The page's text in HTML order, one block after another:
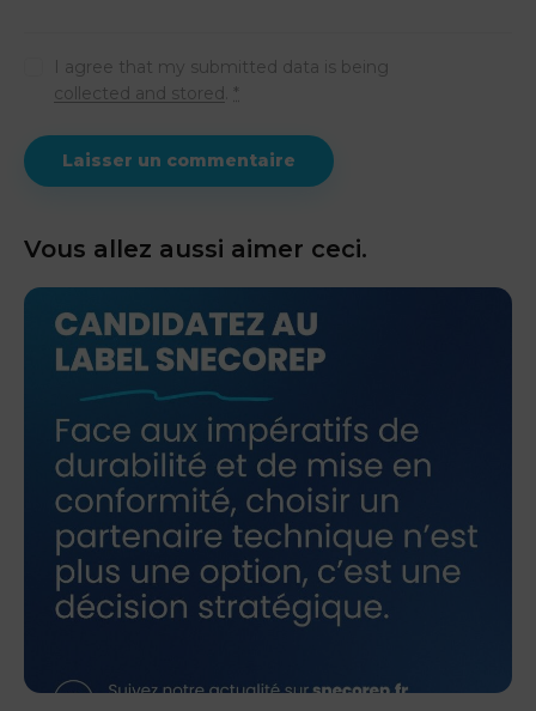
I agree that my submitted data is being
collected and stored *
Vous allez aussi aimer ceci.